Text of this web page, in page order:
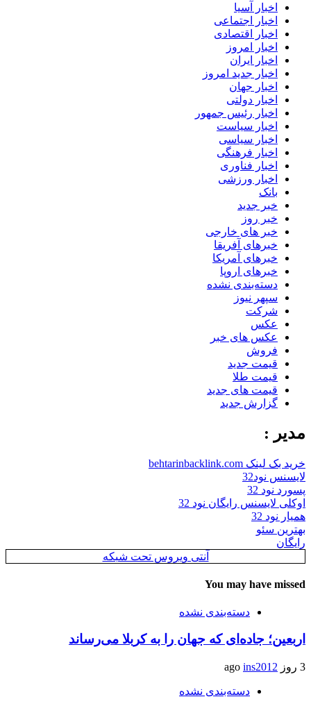
اخبار آسیا
اخبار اجتماعی
اخبار اقتصادی
اخبار امروز
اخبار ایران
اخبار جدید امروز
اخبار جهان
اخبار دولتی
اخبار رئیس جمهور
اخبار سیاست
اخبار سیاسی
اخبار فرهنگی
اخبار فناوری
اخبار ورزشی
بانک
خبر جدید
خبر روز
خبر های خارجی
خبرهای آفریقا
خبرهای آمریکا
خبرهای اروپا
دسته‌بندی نشده
سپهر نیوز
شرکت
عکس
عکس های خبر
فروش
قیمت جدید
قیمت طلا
قیمت های جدید
گزارش جدید
مدیر :
خرید بک لینک behtarinbacklink.com
لایسنس نود32
پسورد نود 32
اوکلی لایسنس رایگان نود 32
همیار نود 32
بهترین سئو
رایگان
آنتی ویروس تحت شبکه
You may have missed
دسته‌بندی نشده
اربعین؛ جاده‌ای که جهان را به کربلا می‌رساند
3 روز ago ins2012
دسته‌بندی نشده